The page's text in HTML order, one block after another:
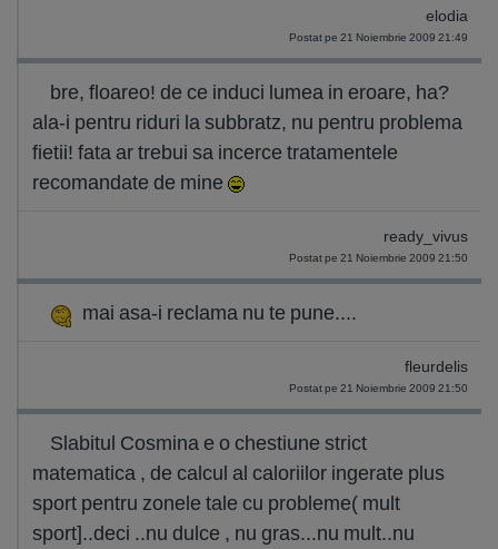
elodia
Postat pe 21 Noiembrie 2009 21:49
bre, floareo! de ce induci lumea in eroare, ha?
ala-i pentru riduri la subbratz, nu pentru problema
fietii! fata ar trebui sa incerce tratamentele
recomandate de mine
ready_vivus
Postat pe 21 Noiembrie 2009 21:50
mai asa-i reclama nu te pune....
fleurdelis
Postat pe 21 Noiembrie 2009 21:50
Slabitul Cosmina e o chestiune strict
matematica , de calcul al caloriilor ingerate plus
sport pentru zonele tale cu probleme( mult
sport]..deci ..nu dulce , nu gras...nu mult..nu